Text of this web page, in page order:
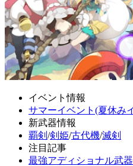
イベント情報
サマーイベント(夏休み
新武器情報
覇剣 /剣姫/古代機/滅剣
注目記事
最強アディショナル武